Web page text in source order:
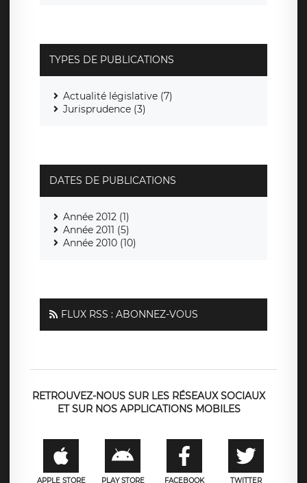
TYPES DE PUBLICATIONS
Actualité législative (7)
Jurisprudence (3)
DATES DE PUBLICATIONS
Année 2012 (1)
Année 2011 (5)
Année 2010 (10)
FLUX RSS : ABONNEZ-VOUS
RETROUVEZ-NOUS SUR LES RÉSEAUX SOCIAUX
ET SUR NOS APPLICATIONS MOBILES
APPLE STORE PLAY STORE FACEBOOK TWITTER